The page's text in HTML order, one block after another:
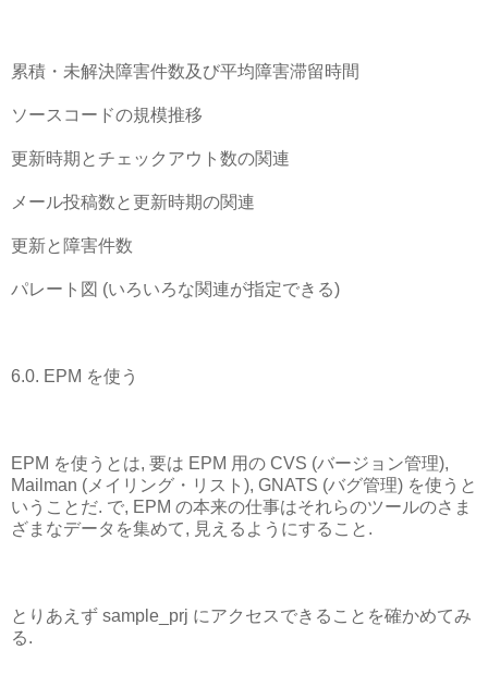
累積・未解決障害件数及び平均障害滞留時間
ソースコードの規模推移
更新時期とチェックアウト数の関連
メール投稿数と更新時期の関連
更新と障害件数
パレート図 (いろいろな関連が指定できる)
6.0. EPM を使う
EPM を使うとは, 要は EPM 用の CVS (バージョン管理),
Mailman (メイリング・リスト), GNATS (バグ管理) を使うと
いうことだ. で, EPM の本来の仕事はそれらのツールのさま
ざまなデータを集めて, 見えるようにすること.
とりあえず sample_prj にアクセスできることを確かめてみ
る.